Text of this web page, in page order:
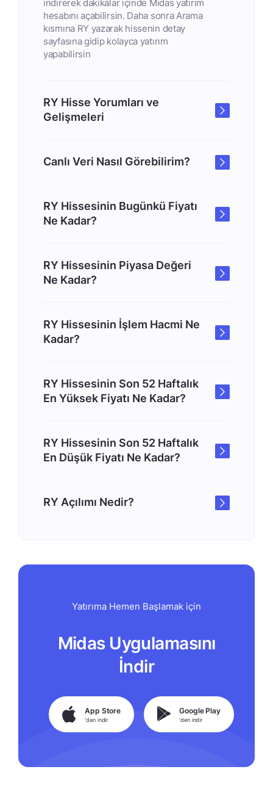
indirerek dakikalar içinde Midas yatırım
hesabını açabilirsin. Daha sonra Arama
kısmına RY yazarak hissenin detay
sayfasına gidip kolayca yatırım
yapabilirsin
RY Hisse Yorumları ve
Gelişmeleri
Canlı Veri Nasıl Görebilirim?
RY Hissesinin Bugünkü Fiyatı
Ne Kadar?
RY Hissesinin Piyasa Değeri
Ne Kadar?
RY Hissesinin İşlem Hacmi Ne
Kadar?
RY Hissesinin Son 52 Haftalık
En Yüksek Fiyatı Ne Kadar?
RY Hissesinin Son 52 Haftalık
En Düşük Fiyatı Ne Kadar?
RY Açılımı Nedir?
Yatırıma Hemen Başlamak için
Midas Uygulamasını
İndir
App Store
'dan indir
Google Play
'den indir